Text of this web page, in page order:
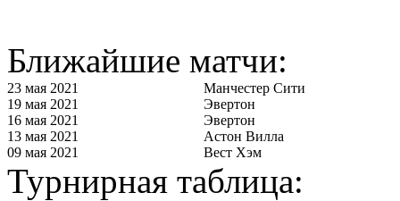
Ближайшие матчи:
23 мая 2021
Манчестер Сити
19 мая 2021
Эвертон
16 мая 2021
Эвертон
13 мая 2021
Астон Вилла
09 мая 2021
Вест Хэм
Турнирная таблица: